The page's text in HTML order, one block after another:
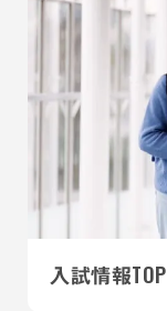
入試情報TOP